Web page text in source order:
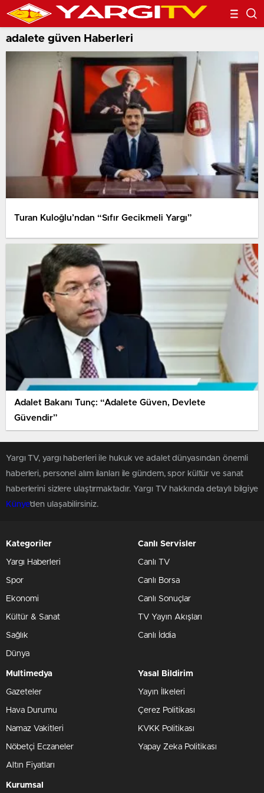
adalete güven Haberleri
Turan Kuloğlu’ndan “Sıfır Gecikmeli Yargı”
Adalet Bakanı Tunç: “Adalete Güven, Devlete
Güvendir”
Yargı TV, yargı haberleri ile hukuk ve adalet dünyasından önemli
haberleri, personel alım ilanları ile gündem, spor kültür ve sanat
haberlerini sizlere ulaştırmaktadır. Yargı TV hakkında detaylı bilgiye
Künye'den ulaşabilirsiniz.
Kategoriler
Yargı Haberleri
Spor
Ekonomi
Kültür & Sanat
Sağlık
Dünya
Canlı Servisler
Canlı TV
Canlı Borsa
Canlı Sonuçlar
TV Yayın Akışları
Canlı İddia
Multimedya
Gazeteler
Hava Durumu
Namaz Vakitleri
Nöbetçi Eczaneler
Altın Fiyatları
Yasal Bildirim
Yayın İlkeleri
Çerez Politikası
KVKK Politikası
Yapay Zeka Politikası
Kurumsal